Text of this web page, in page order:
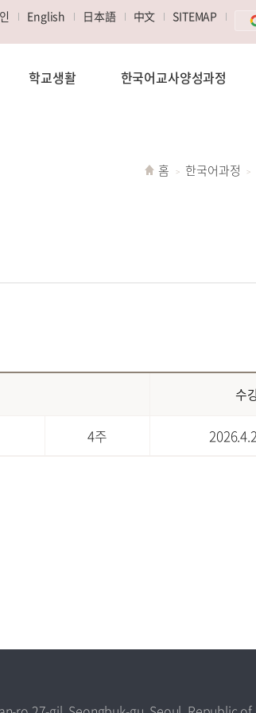
English 日本語 中文 SITEMAP
학교생활 한국어교사양성과정
홈 한국어과정
수
4주